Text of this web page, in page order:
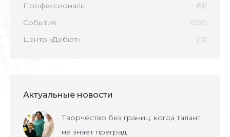
Профессионалы
(51)
События
(259)
Центр «Дебют»
(15)
Актуальные новости
Творчество без границ: когда талант
не знает преград